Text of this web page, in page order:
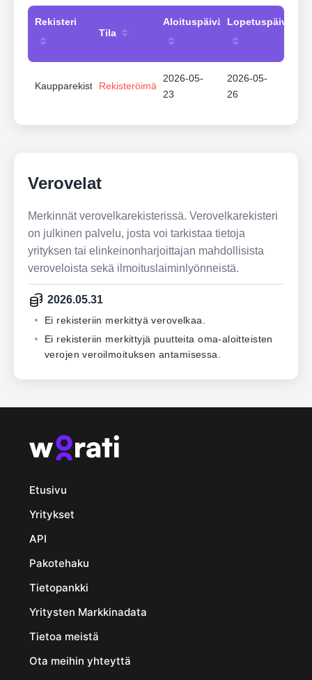
Rekisteri
Tila
Aloituspäivämäärä
KaupparekisteriRekisteröimätön
2026-05-
23
2026-05-
26
Verovelat
Merkinnät verovelkarekisterissä. Verovelkarekisteri
on julkinen palvelu, josta voi tarkistaa tietoja
yrityksen tai elinkeinonharjoittajan mahdollisista
veroveloista sekä ilmoituslaiminlyönneistä.
2026.05.31
Ei rekisteriin merkittyä verovelkaa.
Ei rekisteriin merkittyjä puutteita oma-aloitteisten
verojen veroilmoituksen antamisessa.
Etusivu
Yritykset
API
Pakotehaku
Tietopankki
Yritysten Markkinadata
Tietoa meistä
Ota meihin yhteyttä